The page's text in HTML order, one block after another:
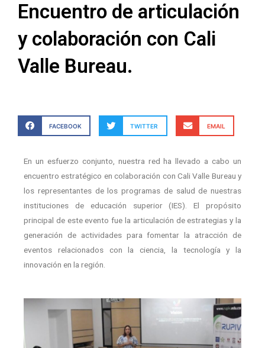
Encuentro de articulación
y colaboración con Cali
Valle Bureau.
FACEBOOK TWITTER EMAIL
En un esfuerzo conjunto, nuestra red ha llevado a cabo un
encuentro estratégico en colaboración con Cali Valle Bureau y
los representantes de los programas de salud de nuestras
instituciones de educación superior (IES). El propósito
principal de este evento fue la articulación de estrategias y la
generación de actividades para fomentar la atracción de
eventos relacionados con la ciencia, la tecnología y la
innovación en la región.